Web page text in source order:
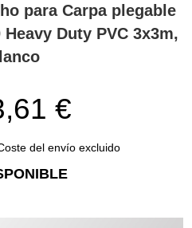
para Carpa plegable
Duty PVC 3x3m,
€
del envío excluido